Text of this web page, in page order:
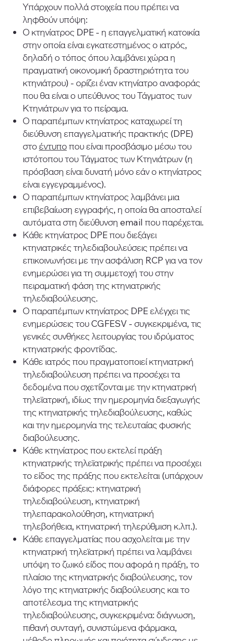
Υπάρχουν πολλά στοιχεία που πρέπει να
ληφθούν υπόψη:
Ο κτηνίατρος DPE - η επαγγελματική κατοικία
στην οποία είναι εγκατεστημένος ο ιατρός,
δηλαδή ο τόπος όπου λαμβάνει χώρα η
πραγματική οικονομική δραστηριότητα του
κτηνιάτρου) - ορίζει έναν κτηνίατρο αναφοράς
που θα είναι ο υπεύθυνος του Τάγματος των
Κτηνιάτρων για το πείραμα.
Ο παραπέμπων κτηνίατρος καταχωρεί τη
διεύθυνση επαγγελματικής πρακτικής (DPE)
στοέντυποπου είναι προσβάσιμο μέσω του
ιστότοπου του Τάγματος των Κτηνιάτρων (η
πρόσβαση είναι δυνατή μόνο εάν ο κτηνίατρος
είναι εγγεγραμμένος).
Ο παραπέμπων κτηνίατρος λαμβάνει μια
επιβεβαίωση εγγραφής, η οποία θα αποσταλεί
αυτόματα στη διεύθυνση email που παρέχεται.
Κάθε κτηνίατρος DPE που διεξάγει
κτηνιατρικές τηλεδιαβουλεύσεις πρέπει να
επικοινωνήσει με την ασφάλιση RCP για να τον
ενημερώσει για τη συμμετοχή του στην
πειραματική φάση της κτηνιατρικής
τηλεδιαβούλευσης.
Ο παραπέμπων κτηνίατρος DPE ελέγχει τις
ενημερώσεις του CGFESV - συγκεκριμένα, τις
γενικές συνθήκες λειτουργίας του ιδρύματος
κτηνιατρικής φροντίδας.
Κάθε ιατρός που πραγματοποιεί κτηνιατρική
τηλεδιαβούλευση πρέπει να προσέχει τα
δεδομένα που σχετίζονται με την κτηνιατρική
τηλεϊατρική, ιδίως την ημερομηνία διεξαγωγής
της κτηνιατρικής τηλεδιαβούλευσης, καθώς
και την ημερομηνία της τελευταίας φυσικής
διαβούλευσης.
Κάθε κτηνίατρος που εκτελεί πράξη
κτηνιατρικής τηλεϊατρικής πρέπει να προσέχει
το είδος της πράξης που εκτελείται (υπάρχουν
διάφορες πράξεις: κτηνιατρική
τηλεδιαβούλευση, κτηνιατρική
τηλεπαρακολούθηση, κτηνιατρική
τηλεβοήθεια, κτηνιατρική τηλερύθμιση κ.λπ.).
Κάθε επαγγελματίας που ασχολείται με την
κτηνιατρική τηλεϊατρική πρέπει να λαμβάνει
υπόψη το ζωικό είδος που αφορά η πράξη, το
πλαίσιο της κτηνιατρικής διαβούλευσης, τον
λόγο της κτηνιατρικής διαβούλευσης και το
αποτέλεσμα της κτηνιατρικής
τηλεδιαβούλευσης, συγκεκριμένα: διάγνωση,
πιθανή συνταγή, συνιστώμενα φάρμακα,